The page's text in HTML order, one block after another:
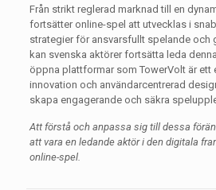
Från strikt reglerad marknad till en
fortsätter online-spel att utvecklas i
strategier för ansvarsfullt spelande och
kan svenska aktörer fortsätta leda
öppna plattformar som TowerVolt är ett
innovation och användarcentrerad
skapa engagerande och säkra
Att förstå och anpassa sig till dessa
att vara en ledande aktör i den digitala
online-spel.